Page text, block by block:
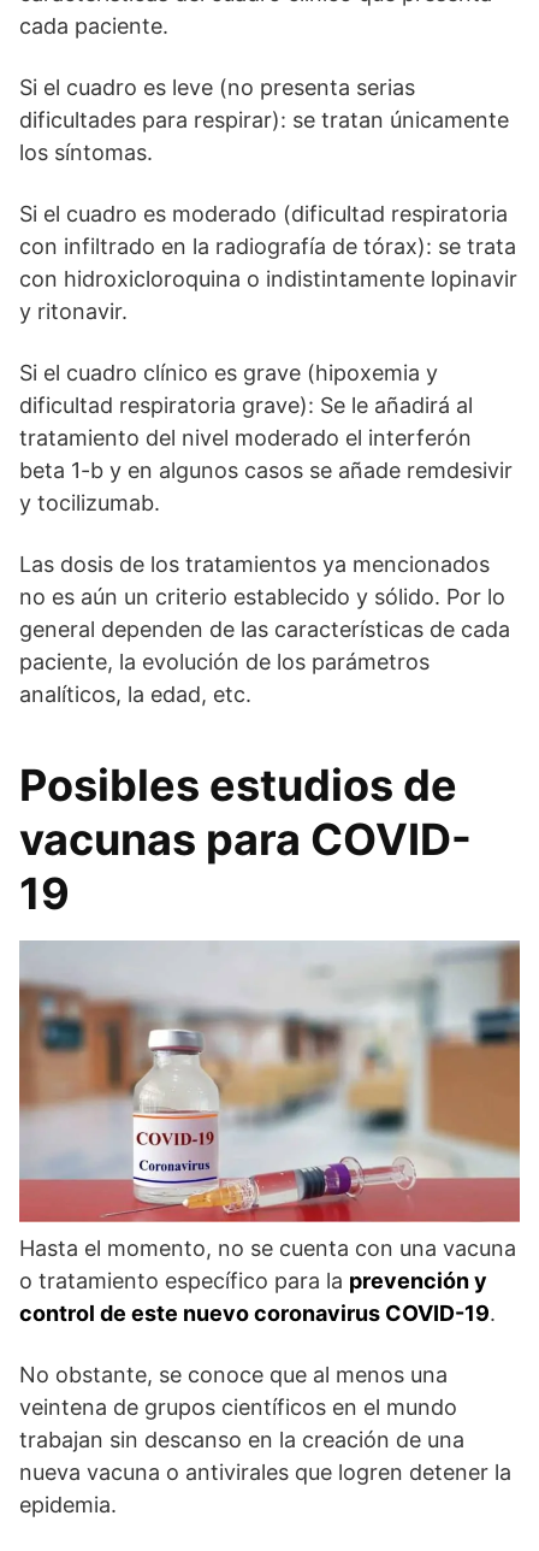
cada paciente.
Si el cuadro es leve (no presenta serias
dificultades para respirar): se tratan únicamente
los síntomas.
Si el cuadro es moderado (dificultad respiratoria
con infiltrado en la radiografía de tórax): se trata
con hidroxicloroquina o indistintamente lopinavir
y ritonavir.
Si el cuadro clínico es grave (hipoxemia y
dificultad respiratoria grave): Se le añadirá al
tratamiento del nivel moderado el interferón
beta 1-b y en algunos casos se añade remdesivir
y tocilizumab.
Las dosis de los tratamientos ya mencionados
no es aún un criterio establecido y sólido. Por lo
general dependen de las características de cada
paciente, la evolución de los parámetros
analíticos, la edad, etc.
Posibles estudios de
vacunas para COVID-
19
Hasta el momento, no se cuenta con una vacuna
o tratamiento específico para la prevención y
control de este nuevo coronavirus COVID-19.
No obstante, se conoce que al menos una
veintena de grupos científicos en el mundo
trabajan sin descanso en la creación de una
nueva vacuna o antivirales que logren detener la
epidemia.